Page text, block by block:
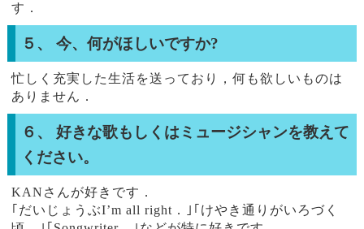
す．
５、 今、何がほしいですか?
忙しく充実した生活を送っており，何も欲しいものは
ありません．
６、 好きな歌もしくはミュージシャンを教えて
ください。
KANさんが好きです．
｢だいじょうぶI’m all right．｣｢けやき通りがいろづく